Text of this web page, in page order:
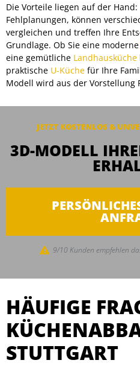
Die Vorteile liegen auf der
Fehlplanungen, können
vergleichen und treffen Ihre
Grundlage. Ob Sie eine moderne
eine gemütliche Landhausküche
praktische U-Küche für Ihre
Modell wird aus der Vorstellung
JETZT KOSTENLOS &
3D-MODELL
9/10 Kunden empfehlen
HÄUFIGE
STUTTGART